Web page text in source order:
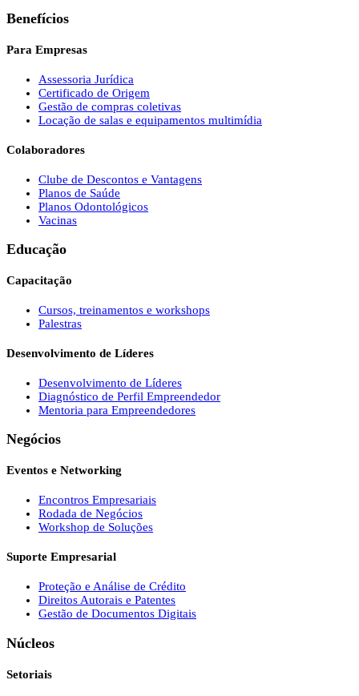
Benefícios
Para Empresas
Assessoria Jurídica
Certificado de Origem
Gestão de compras coletivas
Locação de salas e equipamentos multimídia
Colaboradores
Clube de Descontos e Vantagens
Planos de Saúde
Planos Odontológicos
Vacinas
Educação
Capacitação
Cursos, treinamentos e workshops
Palestras
Desenvolvimento de Líderes
Desenvolvimento de Líderes
Diagnóstico de Perfil Empreendedor
Mentoria para Empreendedores
Negócios
Eventos e Networking
Encontros Empresariais
Rodada de Negócios
Workshop de Soluções
Suporte Empresarial
Proteção e Análise de Crédito
Direitos Autorais e Patentes
Gestão de Documentos Digitais
Núcleos
Setoriais